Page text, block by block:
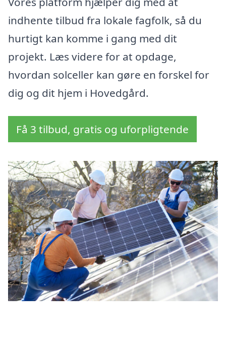
indhente tilbud fra lokale fagfolk, så du
hurtigt kan komme i gang med dit
projekt. Læs videre for at opdage,
hvordan solceller kan gøre en forskel for
dig og dit hjem i Hovedgård.
Få 3 tilbud, gratis og uforpligtende